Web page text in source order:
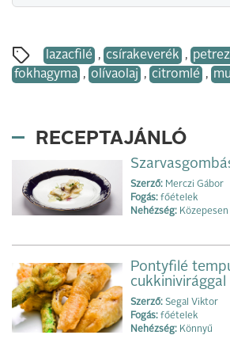
lazacfilé , csírakeverék ,
fokhagyma , olívaolaj , citromlé ,
RECEPTAJÁNLÓ
Szerző: Merczi Gábor
Fogás: főételek
Nehézség:
Pontyfilé
cukkinivirággal
Szerző: Segal Viktor
Fogás: főételek
Nehézség: Könnyű